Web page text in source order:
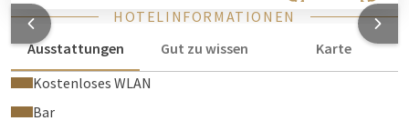
HOTELINFORMATIONEN
Ausstattungen
Gut zu wissen
Karte
Kostenloses WLAN
Bar